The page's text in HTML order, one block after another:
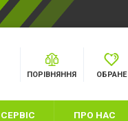
ПОРІВНЯННЯ ОБРАНЕ
СЕРВІС ПРО НАС